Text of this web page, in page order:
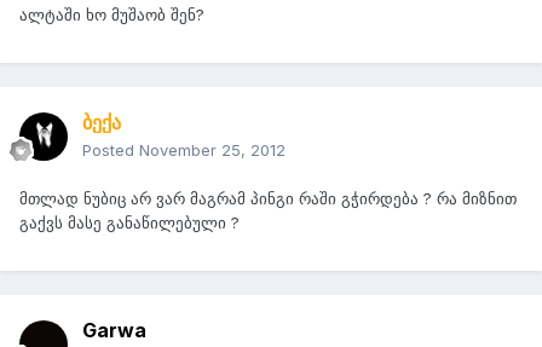
ალტაში ხო მუშაობ შენ?
ბექა
Posted November 25, 2012
მთლად ნუბიც არ ვარ მაგრამ პინგი რაში გჭირდება ? რა მიზნით
გაქვს მასე განაწილებული ?
Garwa